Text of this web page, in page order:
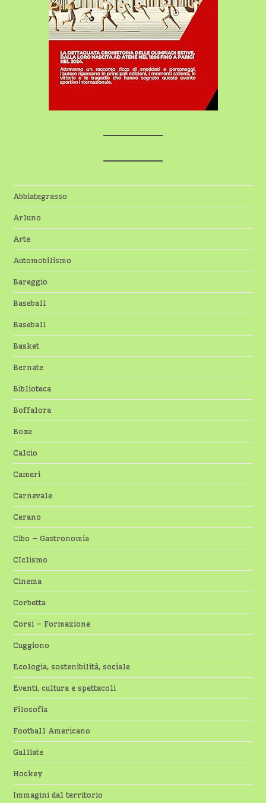
Abbiategrasso
Arluno
Arte
Automobilismo
Bareggio
Baseball
Baseball
Basket
Bernate
Biblioteca
Boffalora
Boxe
Calcio
Cameri
Carnevale
Cerano
Cibo – Gastronomia
CIclismo
Cinema
Corbetta
Corsi – Formazione
Cuggiono
Ecologia, sostenibilità, sociale
Eventi, cultura e spettacoli
Filosofia
Football Americano
Galliate
Hockey
Immagini dal territorio